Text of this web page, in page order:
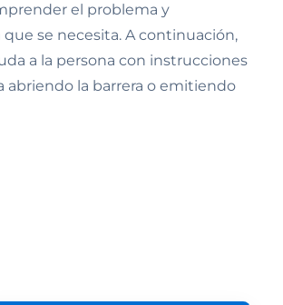
el problema y
se necesita. A continuación,
a la persona con instrucciones
abriendo la barrera o emitiendo